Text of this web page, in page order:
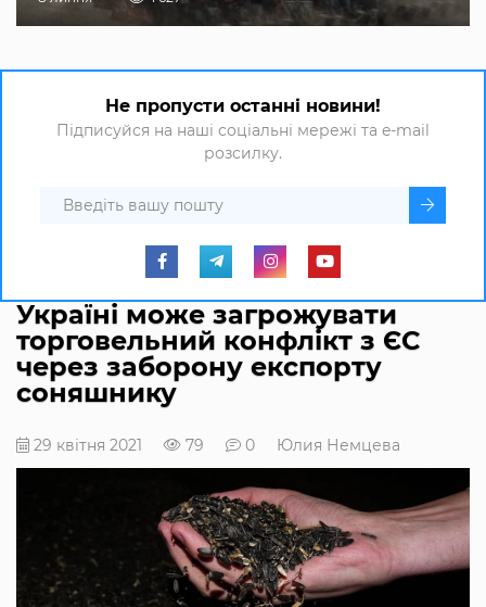
Не пропусти останні новини!
Підписуйся на наші соціальні мережі та e-mail
розсилку.
Україні може загрожувати
торговельний конфлікт з ЄС
через заборону експорту
соняшнику
29 квітня 2021 79 0 Юлия Немцева